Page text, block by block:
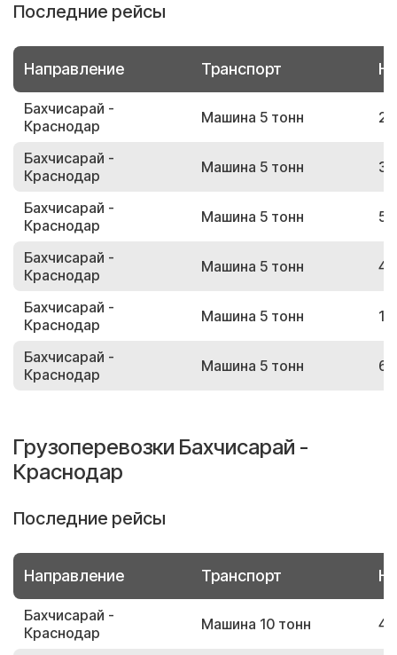
Последние рейсы
Направление Транспорт
Бахчисарай -
Краснодар
Машина 5 тонн
Бахчисарай -
Краснодар
Машина 5 тонн
Бахчисарай -
Краснодар
Машина 5 тонн
Бахчисарай -
Краснодар
Машина 5 тонн
Бахчисарай -
Краснодар
Машина 5 тонн
Бахчисарай -
Краснодар
Машина 5 тонн
Грузоперевозки Бахчисарай -
Краснодар
Последние рейсы
Направление Транспорт
Бахчисарай -
Краснодар
Машина 10 тонн